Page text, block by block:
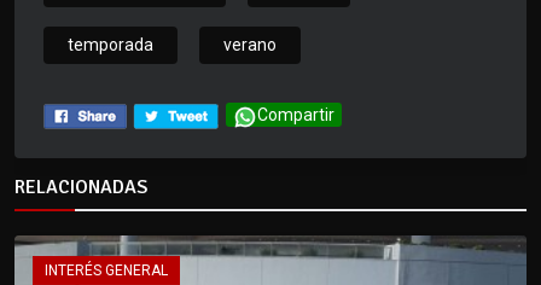
temporada verano
Compartir
RELACIONADAS
INTERÉS GENERAL